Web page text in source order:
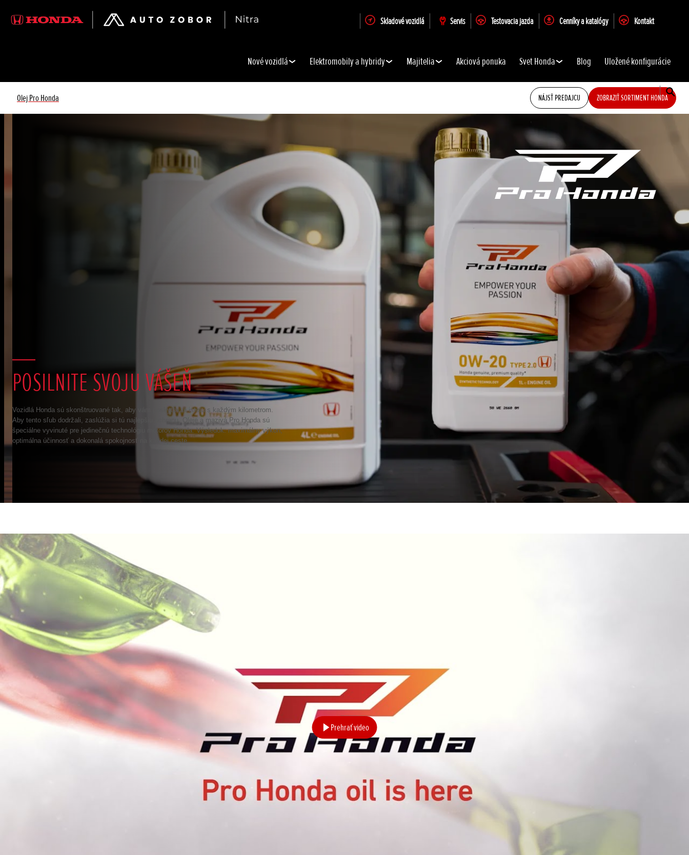
Skladové vozidlá Servis Testovacia jazda Cenníky a katalógy Kontakt
Nové vozidlá Elektromobily a hybridy Majitelia Akciová ponuka Svet Honda Blog Uložené konfigurácie
Olej Pro Honda NÁJSŤ PREDAJCU ZOBRAZIŤ SORTIMENT HONDA
POSILNITE SVOJU VÁŠEŇ
Vozidlá Honda sú skonštruované tak, aby vám poskytovali istotu s každým kilometrom.
Aby tento sľub dodržali, zaslúžia si tú najlepšiu ochranu. Oleje a mazivá Pro Honda sú
špeciálne vyvinuté pre jedinečnú technológiu motorov Honda. Výsledok: maximálny výkon,
optimálna účinnosť a dokonalá spokojnosť na každej ceste.
Prehrať video